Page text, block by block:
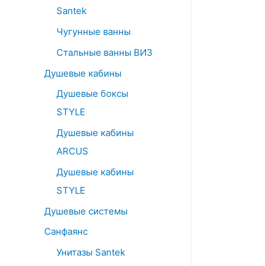
Santek
Чугунные ванны
Стальные ванны ВИЗ
Душевые кабины
Душевые боксы
STYLE
Душевые кабины
ARCUS
Душевые кабины
STYLE
Душевые системы
Санфаянс
Унитазы Santek